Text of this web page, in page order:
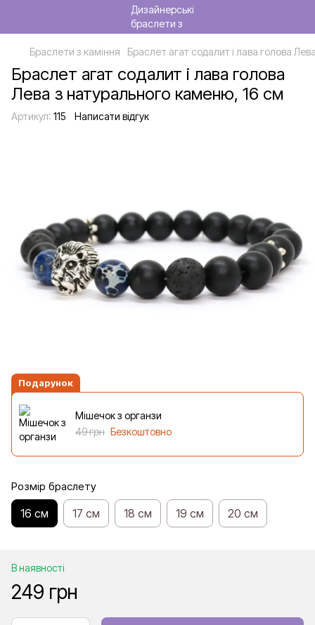
Браслети з каміння Браслет агат содалит і лава голова
Браслет агат содалит і лава голова
Лева з натурального каменю, 16 см
Артикул: 115 Написати відгук
Подарунок
Мішечок з органзи
49 грн Безкоштовно
Розмір браслету
16 см 17 см 18 см 19 см 20 см
В наявності
249 грн